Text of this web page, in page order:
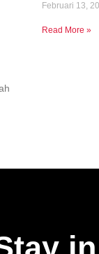
Februari 13,
Read More »